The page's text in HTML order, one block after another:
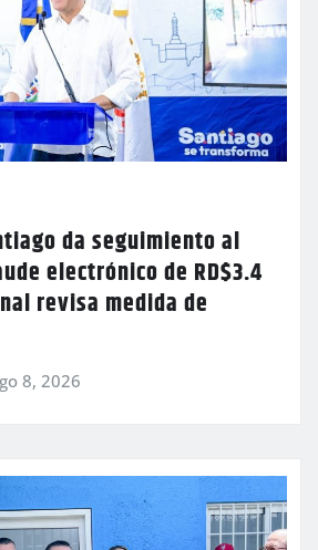
da seguimiento al
electrónico de RD$3.4
revisa medida de
8, 2026